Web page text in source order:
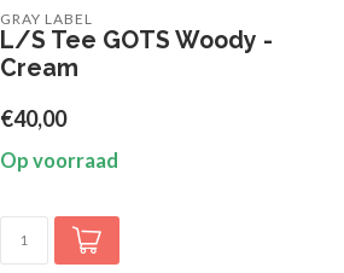
GRAY LABEL
L/S Tee GOTS Woody -
Cream
€40,00
Op voorraad